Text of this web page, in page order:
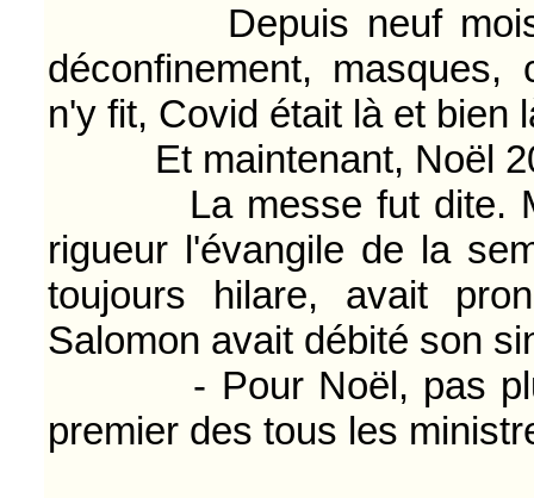
Depuis neuf mois
déconfinement, masques,
n'y fit, Covid était là et bien
Et maintenant, Noël
La messe fut dite.
rigueur l'évangile de la
toujours hilare, avait
Salomon avait débité son
- Pour Noël, pas plus
premier des tous les